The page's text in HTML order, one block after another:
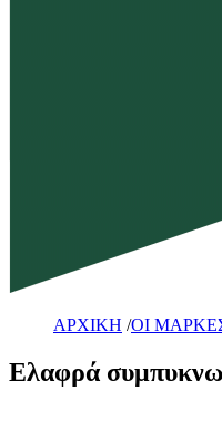
ΑΡΧΙΚΗ /ΟΙ
Ελαφρά